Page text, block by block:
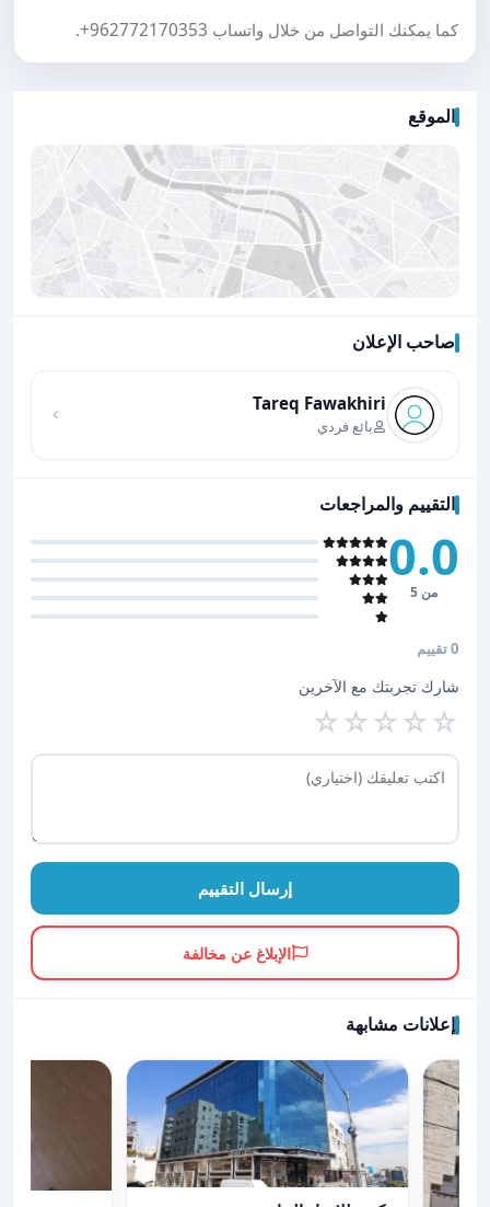
كما يمكنك التواصل من خلال واتساب +962772170353
.
الموقع
صاحب الإعلان
Tareq Fawakhiri
بائع فردي
التقييم والمراجعات
0.0
من 5
0 تقييم
شارك تجربتك مع الآخرين
☆
☆
☆
☆
☆
إرسال التقييم
الإبلاغ عن مخالفة
إعلانات مشابهة
عرض تفاصيل مكتب للايجار الجاردنز